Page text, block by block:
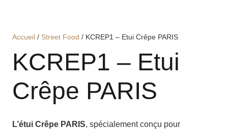
Accueil / Street Food / KCREP1 – Etui Crêpe PARIS
KCREP1 – Etui
Crêpe PARIS
L’étui Crêpe PARIS, spécialement conçu pour